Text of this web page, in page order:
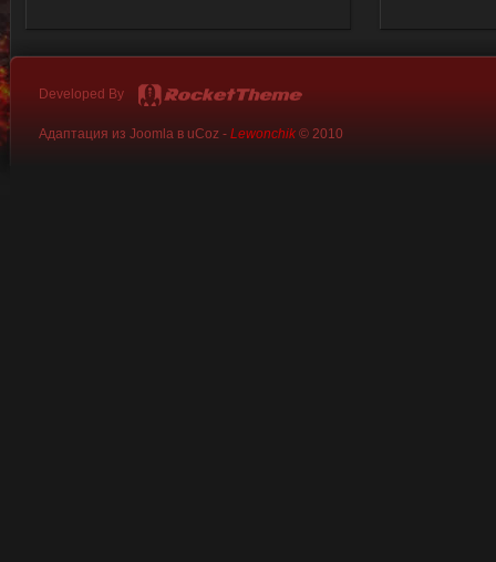
Developed By
Адаптация из Joomla в uCoz - Lewonchik© 2010